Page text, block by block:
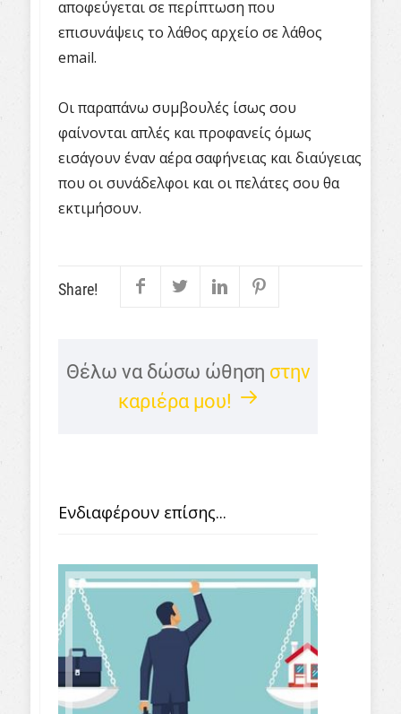
αποφεύγεται σε περίπτωση που
επισυνάψεις το λάθος αρχείο σε λάθος
email.
Οι παραπάνω συμβουλές ίσως σου
φαίνονται απλές και προφανείς όμως
εισάγουν έναν αέρα σαφήνειας και διαύγειας
που οι συνάδελφοι και οι πελάτες σου θα
εκτιμήσουν.
Share!
Θέλω να δώσω ώθηση στην
καριέρα μου!
Ενδιαφέρουν επίσης...